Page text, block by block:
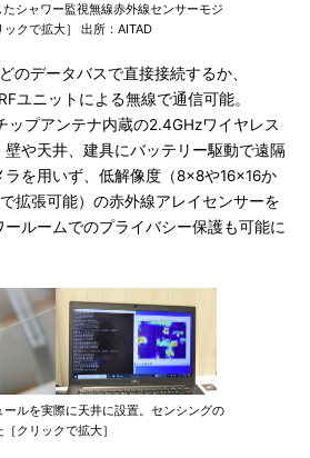
シャワー監視無線赤外線センサーモジ
クで拡大］ 出所：AITAD
のデータバスで直接接続するか、
ユニットによる無線で通信可能。
プアンテナ内蔵の2.4GHzワイヤレス
壁や天井、建具にバッテリー駆動で遠隔
を用いず、低解像度（8×8や16×16か
拡張可能）の赤外線アレイセンサーを
ルームでのプライバシー保護も可能に
ルを実際に天井に設置。センシングの
クリックで拡大］